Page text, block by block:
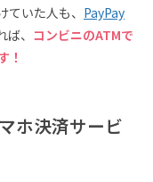
いた人も、 PayPay
、 コンビニのATMで
！
ホ決済サービ